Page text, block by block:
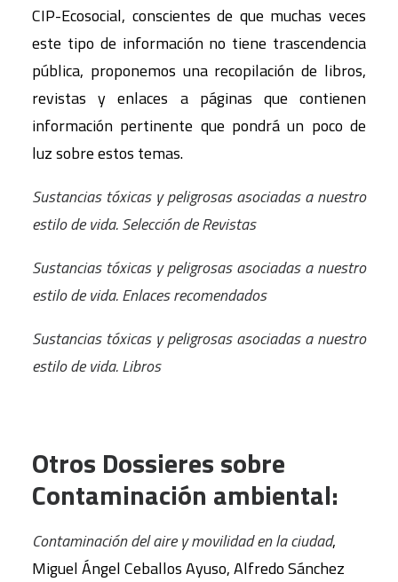
CIP-Ecosocial, conscientes de que muchas veces
este tipo de información no tiene trascendencia
pública, proponemos una recopilación de libros,
revistas y enlaces a páginas que contienen
información pertinente que pondrá un poco de
luz sobre estos temas.
Sustancias tóxicas y peligrosas asociadas a nuestro
estilo de vida. Selección de Revistas
Sustancias tóxicas y peligrosas asociadas a nuestro
estilo de vida. Enlaces recomendados
Sustancias tóxicas y peligrosas asociadas a nuestro
estilo de vida. Libros
Otros Dossieres sobre
Contaminación ambiental:
Contaminación del aire y movilidad en la ciudad,
Miguel Ángel Ceballos Ayuso, Alfredo Sánchez